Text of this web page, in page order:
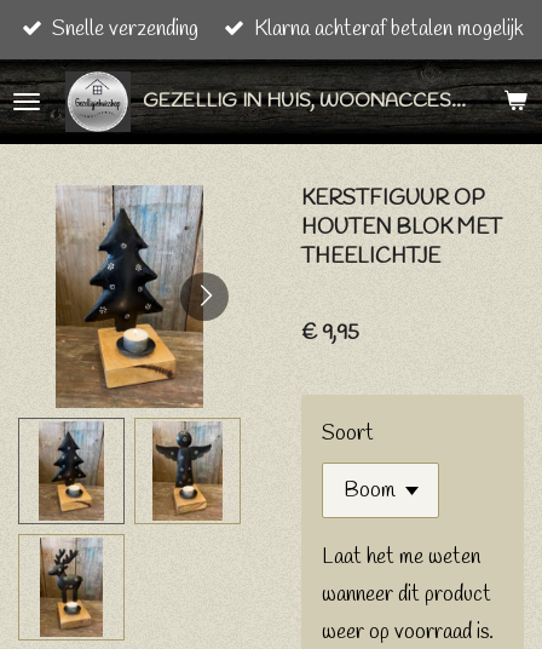
Ga
direct
naar
de
hoofdinhoud
GEZELLIG IN HUIS, WOONACCESSOIRES & CADEAU ARTIKELEN
Snelle verzending Klarna achteraf betalen mogelijk
KERSTFIGUUR OP
HOUTEN BLOK MET
THEELICHTJE
€ 9,95
Soort
Laat het me weten
wanneer dit product
weer op voorraad is.